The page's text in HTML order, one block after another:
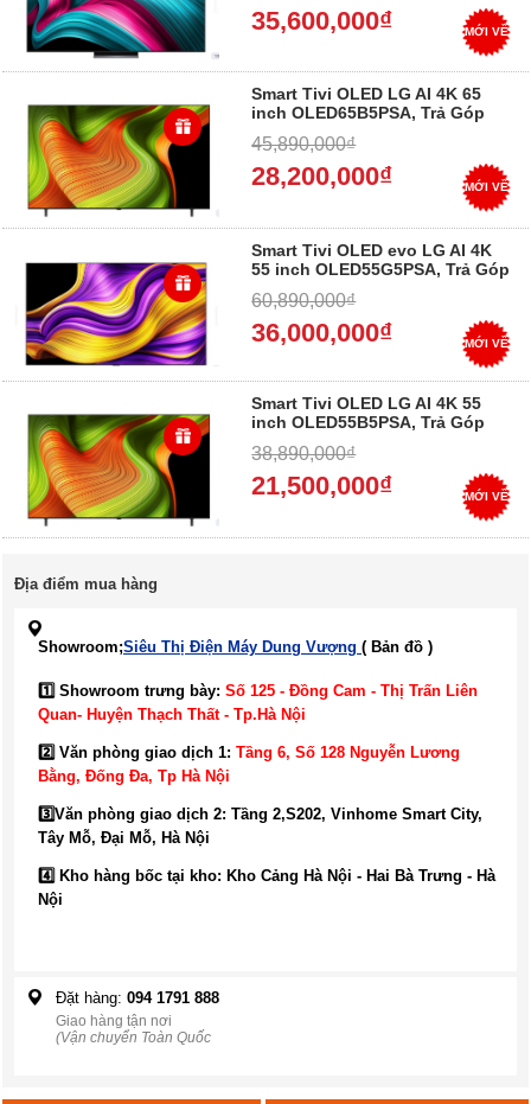
35,600,000₫ MỚI VỀ
Smart Tivi OLED LG AI 4K 65
inch OLED65B5PSA, Trả Góp
45,890,000₫
28,200,000₫ MỚI VỀ
Smart Tivi OLED evo LG AI 4K
55 inch OLED55G5PSA, Trả Góp
60,890,000₫
36,000,000₫ MỚI VỀ
Smart Tivi OLED LG AI 4K 55
inch OLED55B5PSA, Trả Góp
38,890,000₫
21,500,000₫ MỚI VỀ
Địa điểm mua hàng
Showroom;Siêu Thị Điện Máy Dung Vượng ( Bản đồ )
1️⃣ Showroom trưng bày: Số 125 - Đồng Cam - Thị Trấn Liên
Quan- Huyện Thạch Thất - Tp.Hà Nội
2️⃣ Văn phòng giao dịch 1: Tầng 6, Số 128 Nguyễn Lương
Bằng, Đống Đa, Tp Hà Nội
3️⃣Văn phòng giao dịch 2: Tầng 2,S202, Vinhome Smart City,
Tây Mỗ, Đại Mỗ, Hà Nội
4️⃣ Kho hàng bốc tại kho: Kho Cảng Hà Nội - Hai Bà Trưng - Hà
Nội
Đặt hàng: 094 1791 888
Giao hàng tận nơi
(Vận chuyển Toàn Quốc